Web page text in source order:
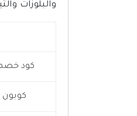
والبلوزات
كود خصم